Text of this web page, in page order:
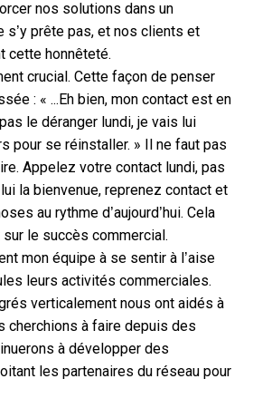
nos solutions dans un
s’y prête pas, et nos clients et
cette honnêteté.
crucial. Cette façon de penser
: « ...Eh bien, mon contact est en
le déranger lundi, je vais lui
pour se réinstaller. » Il ne faut pas
Appelez votre contact lundi, pas
la bienvenue, reprenez contact et
au rythme d’aujourd’hui. Cela
le succès commercial.
mon équipe à se sentir à l’aise
leurs activités commerciales.
verticalement nous ont aidés à
cherchions à faire depuis des
à développer des
les partenaires du réseau pour